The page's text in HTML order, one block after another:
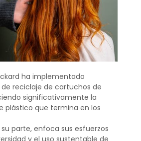
ha implementado
reciclaje de cartuchos de
significativamente la
plástico que termina en los
parte, enfoca sus esfuerzos